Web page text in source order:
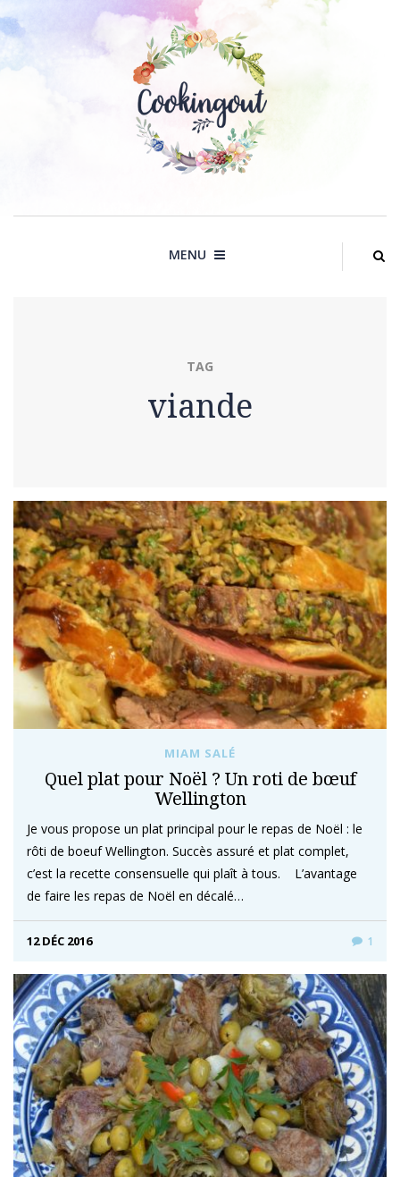
to
MENU
TAG
viande
MIAM SALÉ
Quel plat pour Noël ? Un roti de bœuf
Wellington
Je vous propose un plat principal pour le repas de Noël : le
rôti de boeuf Wellington. Succès assuré et plat complet,
c’est la recette consensuelle qui plaît à tous. L’avantage
de faire les repas de Noël en décalé…
12 DÉC 2016 1